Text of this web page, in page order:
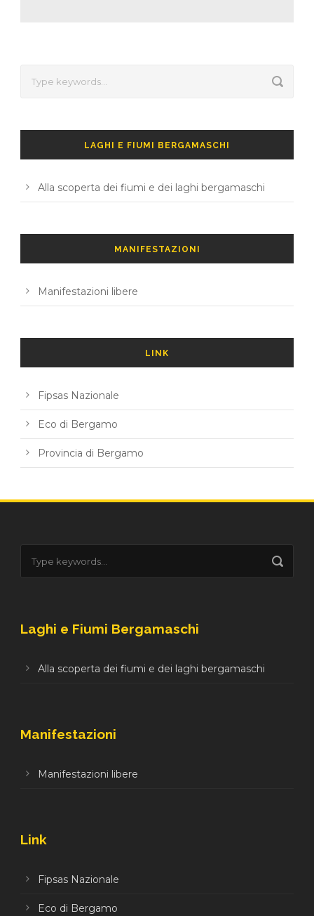
LAGHI E FIUMI BERGAMASCHI
Alla scoperta dei fiumi e dei laghi bergamaschi
MANIFESTAZIONI
Manifestazioni libere
LINK
Fipsas Nazionale
Eco di Bergamo
Provincia di Bergamo
Laghi e Fiumi Bergamaschi
Alla scoperta dei fiumi e dei laghi bergamaschi
Manifestazioni
Manifestazioni libere
Link
Fipsas Nazionale
Eco di Bergamo